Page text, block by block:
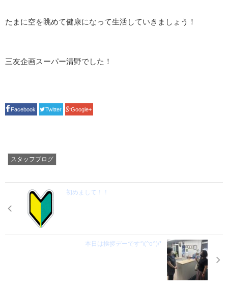
たまに空を眺めて健康になって生活していきましょう！
三友企画スーパー清野でした！
Facebook Twitter Google+
スタッフブログ
初めまして！！
本日は挨拶デーです*\(^o^)/*